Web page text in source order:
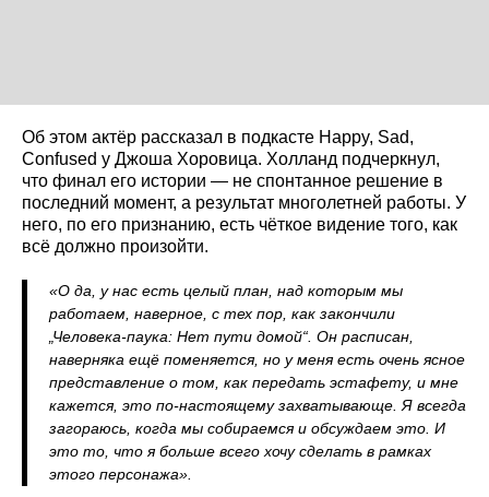
Об этом актёр рассказал в подкасте Happy, Sad,
Confused у Джоша Хоровица. Холланд подчеркнул,
что финал его истории — не спонтанное решение в
последний момент, а результат многолетней работы. У
него, по его признанию, есть чёткое видение того, как
всё должно произойти.
«О да, у нас есть целый план, над которым мы
работаем, наверное, с тех пор, как закончили
„Человека-паука: Нет пути домой“. Он расписан,
наверняка ещё поменяется, но у меня есть очень ясное
представление о том, как передать эстафету, и мне
кажется, это по-настоящему захватывающе. Я всегда
загораюсь, когда мы собираемся и обсуждаем это. И
это то, что я больше всего хочу сделать в рамках
этого персонажа».